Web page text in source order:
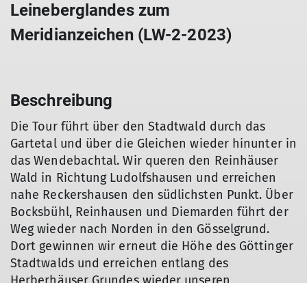
Leineberglandes zum
Meridianzeichen (LW-2-2023)
Beschreibung
Die Tour führt über den Stadtwald durch das
Gartetal und über die Gleichen wieder hinunter in
das Wendebachtal. Wir queren den Reinhäuser
Wald in Richtung Ludolfshausen und erreichen
nahe Reckershausen den südlichsten Punkt. Über
Bocksbühl, Reinhausen und Diemarden führt der
Weg wieder nach Norden in den Gösselgrund.
Dort gewinnen wir erneut die Höhe des Göttinger
Stadtwalds und erreichen entlang des